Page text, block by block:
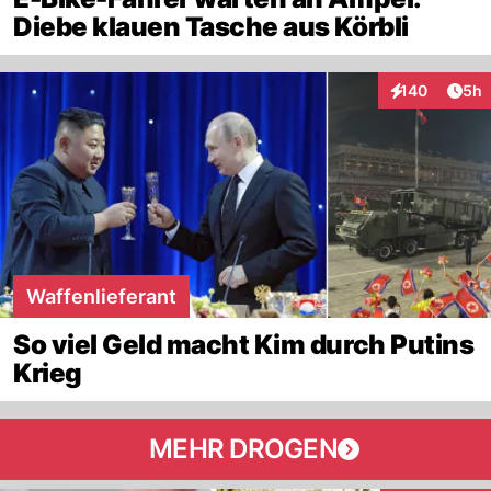
Diebe klauen Tasche aus Körbli
140
Interaktionen
5h
Waffenlieferant
So viel Geld macht Kim durch Putins
Krieg
MEHR DROGEN